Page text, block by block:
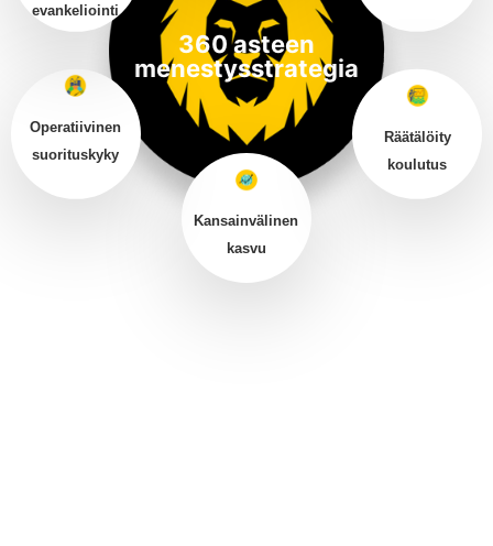
360 asteen
menestysstrategia
Kansainvälinen
kasvu
Räätälöity
koulutus
Operatiivinen
suorituskyky
evankeliointi